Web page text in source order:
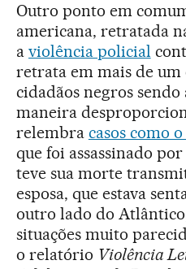
Outro ponto em
americana, retratada
a violência policial
retrata em mais de um
cidadãos negros
maneira
relembra casos como
que foi assassinado
teve sua morte
esposa, que estava
outro lado do
situações muito
o relatório Violência